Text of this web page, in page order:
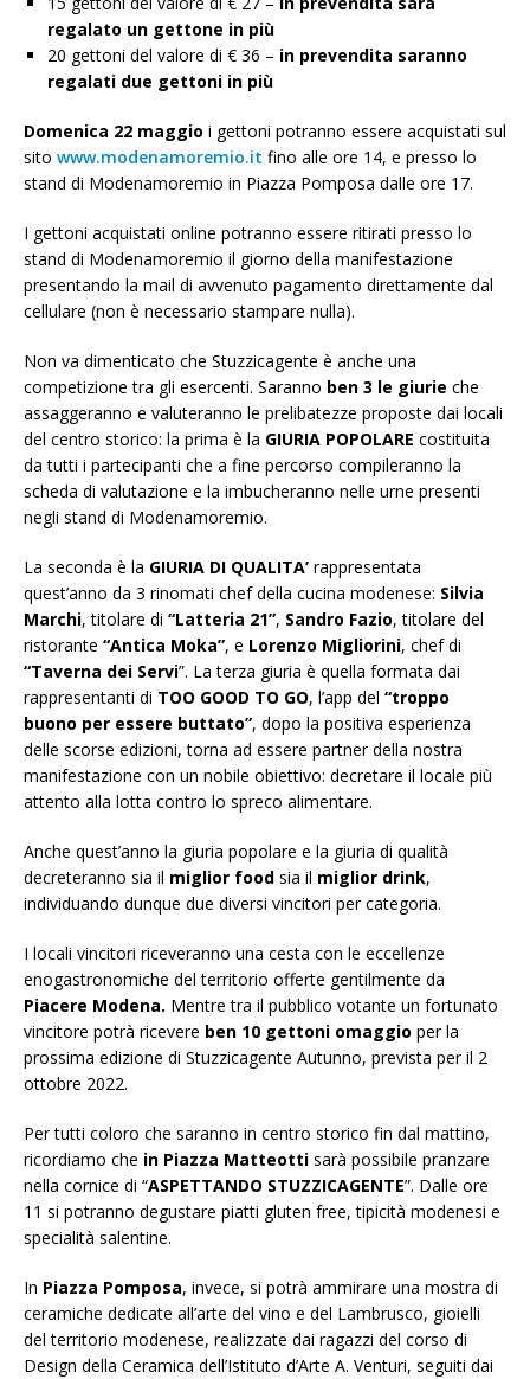
regalato un gettone in più
20 gettoni del valore di € 36 – in prevendita saranno
regalati due gettoni in più
Domenica 22 maggio i gettoni potranno essere acquistati sul
sito www.modenamoremio.it fino alle ore 14, e presso lo
stand di Modenamoremio in Piazza Pomposa dalle ore 17.
I gettoni acquistati online potranno essere ritirati presso lo
stand di Modenamoremio il giorno della manifestazione
presentando la mail di avvenuto pagamento direttamente dal
cellulare (non è necessario stampare nulla).
Non va dimenticato che Stuzzicagente è anche una
competizione tra gli esercenti. Saranno ben 3 le giurie che
assaggeranno e valuteranno le prelibatezze proposte dai locali
del centro storico: la prima è la GIURIA POPOLARE costituita
da tutti i partecipanti che a fine percorso compileranno la
scheda di valutazione e la imbucheranno nelle urne presenti
negli stand di Modenamoremio.
La seconda è la GIURIA DI QUALITA’ rappresentata
quest’anno da 3 rinomati chef della cucina modenese: Silvia
Marchi, titolare di “Latteria 21”, Sandro Fazio, titolare del
ristorante “Antica Moka”, e Lorenzo Migliorini, chef di
“Taverna dei Servi”. La terza giuria è quella formata dai
rappresentanti di TOO GOOD TO GO, l’app del “troppo
buono per essere buttato”, dopo la positiva esperienza
delle scorse edizioni, torna ad essere partner della nostra
manifestazione con un nobile obiettivo: decretare il locale più
attento alla lotta contro lo spreco alimentare.
Anche quest’anno la giuria popolare e la giuria di qualità
decreteranno sia il miglior food sia il miglior drink,
individuando dunque due diversi vincitori per categoria.
I locali vincitori riceveranno una cesta con le eccellenze
enogastronomiche del territorio offerte gentilmente da
Piacere Modena. Mentre tra il pubblico votante un fortunato
vincitore potrà ricevere ben 10 gettoni omaggio per la
prossima edizione di Stuzzicagente Autunno, prevista per il 2
ottobre 2022.
Per tutti coloro che saranno in centro storico fin dal mattino,
ricordiamo che in Piazza Matteotti sarà possibile pranzare
nella cornice di “ASPETTANDO STUZZICAGENTE”. Dalle ore
11 si potranno degustare piatti gluten free, tipicità modenesi e
specialità salentine.
In Piazza Pomposa, invece, si potrà ammirare una mostra di
ceramiche dedicate all’arte del vino e del Lambrusco, gioielli
del territorio modenese, realizzate dai ragazzi del corso di
Design della Ceramica dell’Istituto d’Arte A. Venturi, seguiti dai